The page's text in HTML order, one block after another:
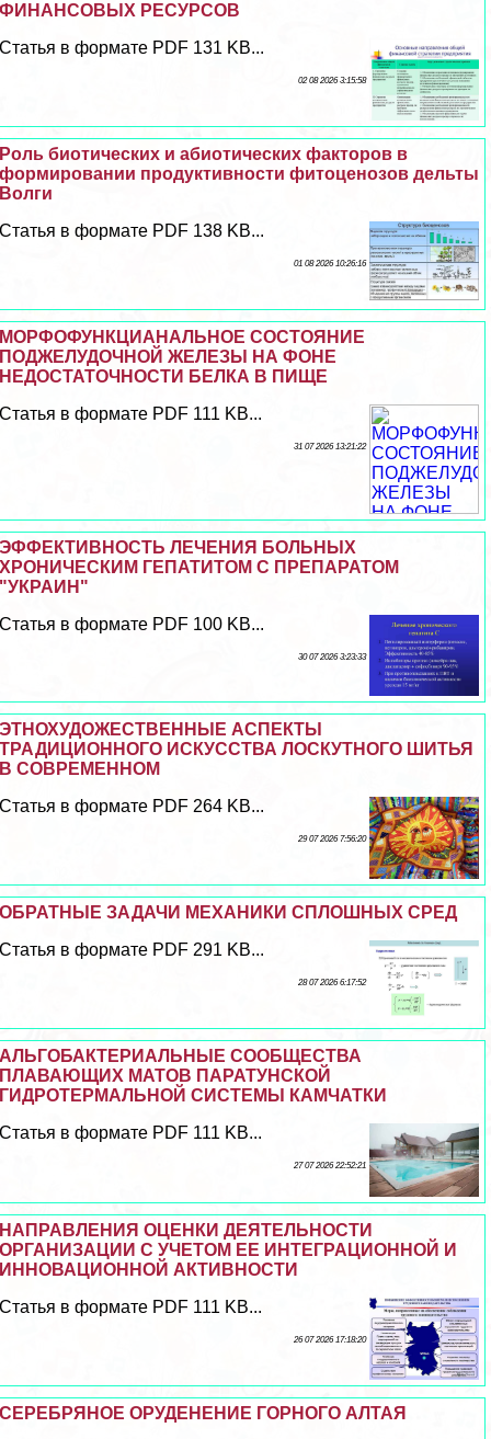
ФИНАНСОВЫХ РЕСУРСОВ
Статья в формате PDF 131 KB...
02 08 2026 3:15:58
Роль биотических и абиотических факторов в
формировании продуктивности фитоценозов дельты
Волги
Статья в формате PDF 138 KB...
01 08 2026 10:26:16
МОРФОФУНКЦИАНАЛЬНОЕ СОСТОЯНИЕ
ПОДЖЕЛУДОЧНОЙ ЖЕЛЕЗЫ НА ФОНЕ
НЕДОСТАТОЧНОСТИ БЕЛКА В ПИЩЕ
Статья в формате PDF 111 KB...
31 07 2026 13:21:22
ЭФФЕКТИВНОСТЬ ЛЕЧЕНИЯ БОЛЬНЫХ
ХРОНИЧЕСКИМ ГЕПАТИТОМ С ПРЕПАРАТОМ
"УКРАИН"
Статья в формате PDF 100 KB...
30 07 2026 3:23:33
ЭТНОХУДОЖЕСТВЕННЫЕ АСПЕКТЫ
ТРАДИЦИОННОГО ИСКУССТВА ЛОСКУТНОГО ШИТЬЯ
В СОВРЕМЕННОМ
Статья в формате PDF 264 KB...
29 07 2026 7:56:20
ОБРАТНЫЕ ЗАДАЧИ МЕХАНИКИ СПЛОШНЫХ СРЕД
Статья в формате PDF 291 KB...
28 07 2026 6:17:52
АЛЬГОБАКТЕРИАЛЬНЫЕ СООБЩЕСТВА
ПЛАВАЮЩИХ МАТОВ ПАРАТУНСКОЙ
ГИДРОТЕРМАЛЬНОЙ СИСТЕМЫ КАМЧАТКИ
Статья в формате PDF 111 KB...
27 07 2026 22:52:21
НАПРАВЛЕНИЯ ОЦЕНКИ ДЕЯТЕЛЬНОСТИ
ОРГАНИЗАЦИИ С УЧЕТОМ ЕЕ ИНТЕГРАЦИОННОЙ И
ИННОВАЦИОННОЙ АКТИВНОСТИ
Статья в формате PDF 111 KB...
26 07 2026 17:18:20
СЕРЕБРЯНОЕ ОРУДЕНЕНИЕ ГОРНОГО АЛТАЯ